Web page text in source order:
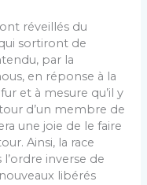
réveillés du
sortiront de
par la
en réponse à la
et à mesure qu’il y
d’un membre de
une joie de le faire
Ainsi, la race
inverse de
libérés